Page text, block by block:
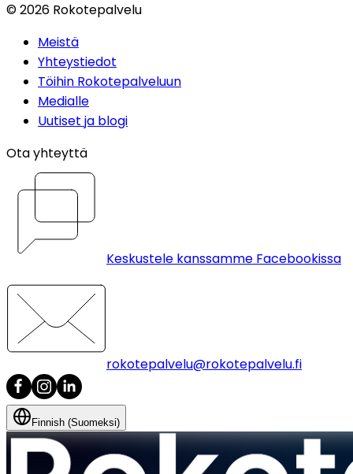
©2026 Rokotepalvelu
Meistä
Yhteystiedot
Töihin Rokotepalveluun
Medialle
Uutiset ja blogi
Ota yhteyttä
Keskustele kanssamme Facebookissa
rokotepalvelu@rokotepalvelu.fi
Finnish (Suomeksi)